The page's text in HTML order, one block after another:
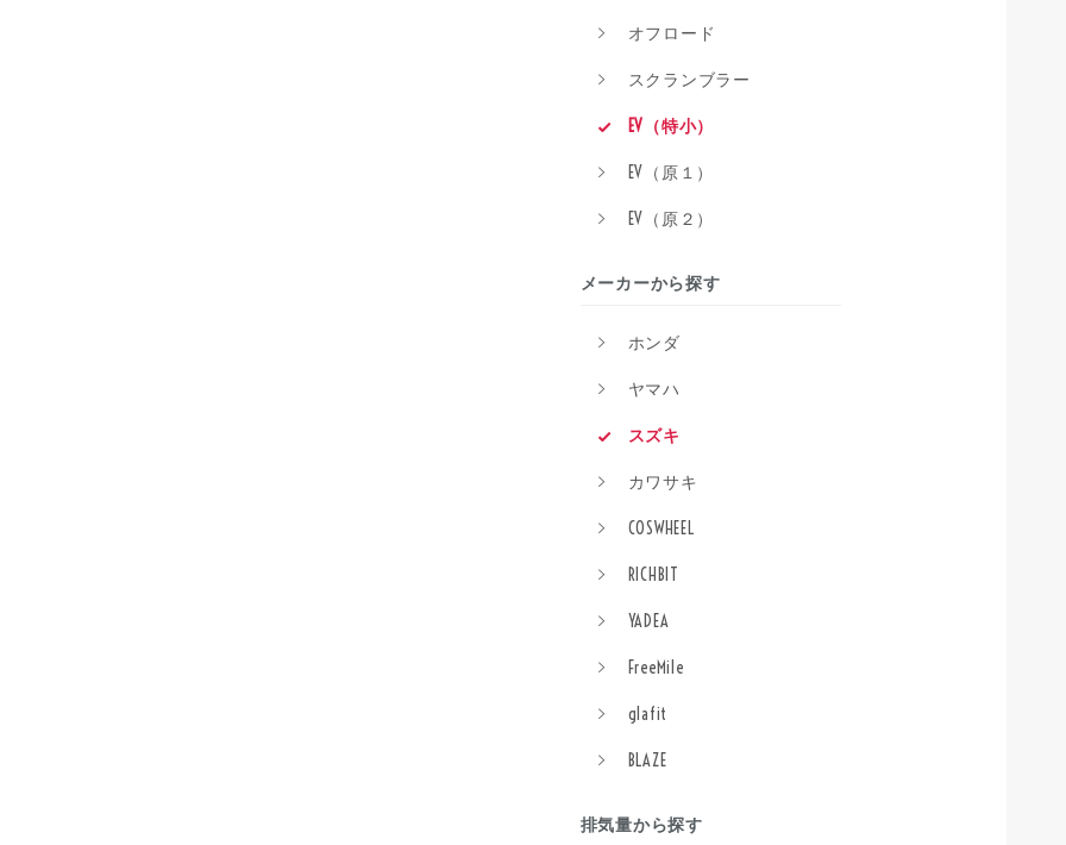
オフロード
スクランブラー
EV（特小）
EV（原１）
EV（原２）
メーカーから探す
ホンダ
ヤマハ
スズキ
カワサキ
COSWHEEL
RICHBIT
YADEA
FreeMile
glafit
BLAZE
排気量から探す